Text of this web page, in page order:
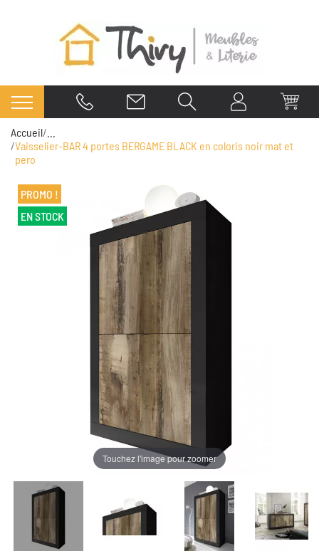
Accueil
Vaisselier-BAR 4 portes BERGAME BLACK en coloris noir mat et
pero
PROMO !
EN STOCK
Touchez l'image pour zoomer